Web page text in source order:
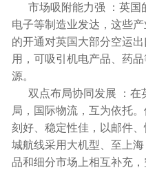
市场吸附能力强 ：英国
电子等制造业发达，这些
的开通对英国大部分空运
用，可吸引机电产品、药
源。
双点布局协同发展 ：在
局， 国际物流 ，互为依托
刻好、稳定性佳，以邮件
城航线采用大机型、至上
品和细分市场上相互补充，